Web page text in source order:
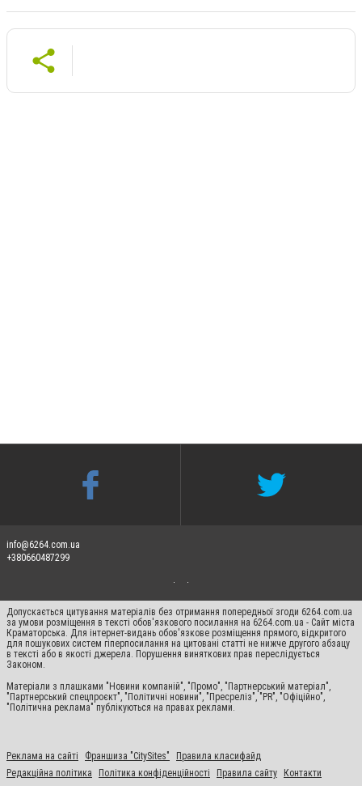
info@6264.com.ua
+380660487299
Допускається цитування матеріалів без отримання попередньої згоди 6264.com.ua
за умови розміщення в тексті обов'язкового посилання на 6264.com.ua - Сайт міста
Краматорська. Для інтернет-видань обов'язкове розміщення прямого, відкритого
для пошукових систем гіперпосилання на цитовані статті не нижче другого абзацу
в тексті або в якості джерела. Порушення виняткових прав переслідується
Законом.
Матеріали з плашками "Новини компаній", "Промо", "Партнерський матеріал",
"Партнерський спецпроєкт", "Політичні новини", "Пресреліз", "PR", "Офіційно",
"Політична реклама" публікуються на правах реклами.
Реклама на сайті Франшиза "CitySites"
Правила класифайд
Редакційна політика
Політика конфіденційності Правила сайту Контакти